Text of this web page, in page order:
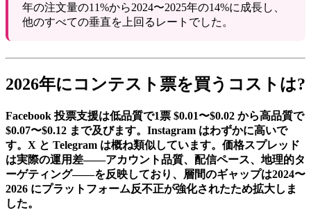
年の注文量の11%から2024〜2025年の14%に成長し、
他のすべての垂直を上回るレートでした。
2026年にコンテスト票を買うコストは?
Facebook 投票支援は低品質で1票 $0.01〜$0.02 から高品質で
$0.07〜$0.12 まで及びます。Instagram はわずかに高いで
す。X と Telegram は概ね類似しています。価格スプレッド
は実際の運用差――アカウント品質、配信ペース、地理的タ
ーゲティング――を反映しており、層間のギャップは2024〜
2026 にプラットフォーム反不正が強化されたため拡大しま
した。